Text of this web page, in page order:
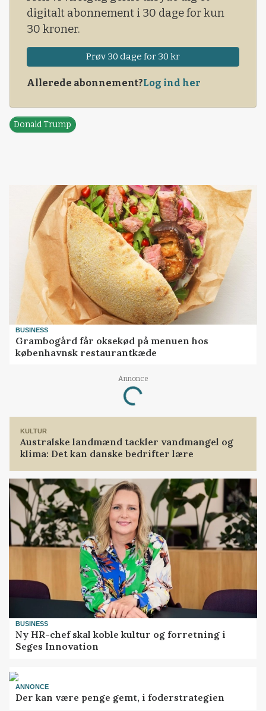
digitalt abonnement i 30 dage for kun
30 kroner.
Prøv 30 dage for 30 kr
Allerede abonnement?Log ind her
Donald Trump
BUSINESS
Grambogård får oksekød på menuen hos
københavnsk restaurantkæde
Annonce
Loading...
KULTUR
Australske landmænd tackler vandmangel og
klima: Det kan danske bedrifter lære
BUSINESS
Ny HR-chef skal koble kultur og forretning i
Seges Innovation
ANNONCE
Der kan være penge gemt, i foderstrategien